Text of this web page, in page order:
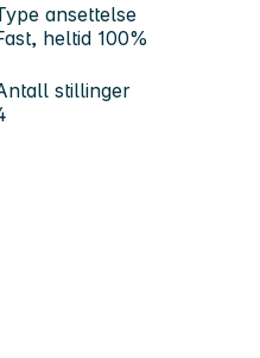
ansettelse
heltid 100%
stillinger